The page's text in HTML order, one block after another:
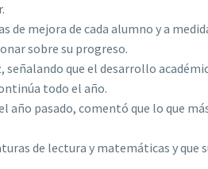
mejora de cada alumno y a
sobre su progreso.
que el desarrollo
todo el año.
año pasado, comentó que lo que
de lectura y matemáticas y que